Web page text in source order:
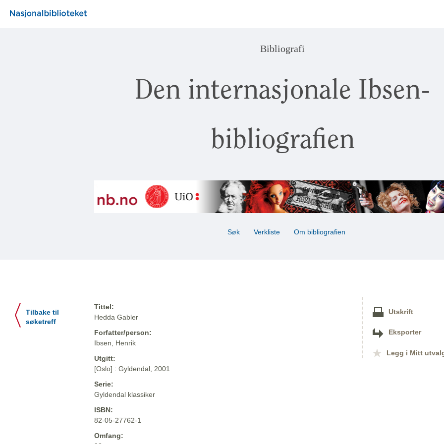
Bibliografi
Den internasjonale Ibsen-
bibliografien
Søk Verkliste Om bibliografien
Tilbake til
søketreff
Tittel:
Hedda Gabler
Forfatter/person:
Ibsen, Henrik
Utgitt:
[Oslo] : Gyldendal, 2001
Serie:
Gyldendal klassiker
ISBN:
82-05-27762-1
Omfang:
Utskrift
Eksporter
Legg i Mitt